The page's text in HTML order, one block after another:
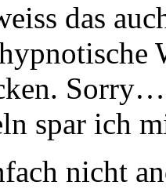
das
Sorry…
spar ich
nicht